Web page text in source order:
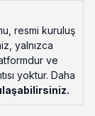
resmi kuruluş
yalnızca
ve
yoktur. Daha
.